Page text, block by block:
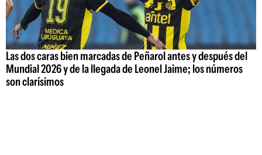
Las dos caras bien marcadas de Peñarol antes y después del
Mundial 2026 y de la llegada de Leonel Jaime; los números
son clarísimos